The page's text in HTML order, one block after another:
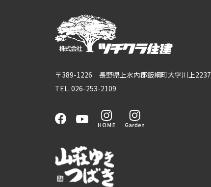
〒389-1226 長野県上水内郡飯綱町大字川上2237
TEL. 026-253-2109